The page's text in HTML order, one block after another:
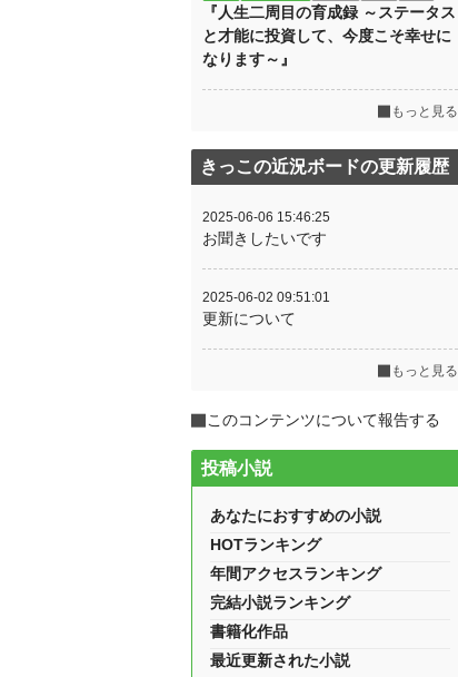
『人生二周目の育成録 ～ステータス
と才能に投資して、今度こそ幸せに
なります～』
もっと見る
きっこの近況ボードの更新履歴
2025-06-06 15:46:25
お聞きしたいです
2025-06-02 09:51:01
更新について
もっと見る
このコンテンツについて報告する
投稿小説
あなたにおすすめの小説
HOTランキング
年間アクセスランキング
完結小説ランキング
書籍化作品
最近更新された小説